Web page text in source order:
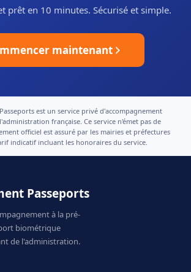
prêt en 10 minutes. Sécurisé et simple.
maintenant
est un service privé d'accompagnement
française. Ce service n'émet pas de
officiel est assuré par les mairies et préfectures
indicatif incluant les honoraires du service.
Passeports
à la pré-
biométrique
de l'administration.